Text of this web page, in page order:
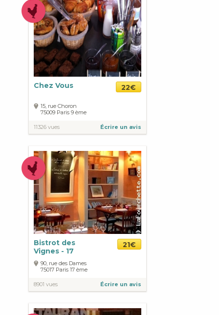
Chez Vous 22€
15, rue Choron
75009 Paris 9 ème
11326 vues Écrire un avis
Bistrot des
Vignes - 17
21€
90, rue des Dames
75017 Paris 17 ème
8901 vues Écrire un avis